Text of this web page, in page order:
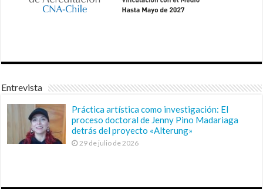
Entrevista
Práctica artística como investigación: El
proceso doctoral de Jenny Pino Madariaga
detrás del proyecto «Alterung»
29 de julio de 2026